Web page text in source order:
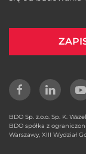
BDO Sp. z.o.o. Sp. K.
BDO spółka z
Warszawy, XIII Wydział